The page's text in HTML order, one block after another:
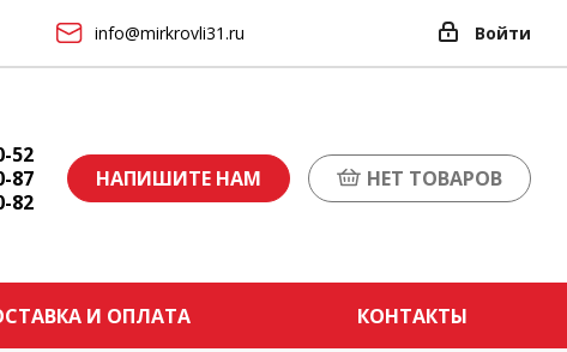
info@mirkrovli31.ru Войти
52
87
82
НАПИШИТЕ НАМ НЕТ ТОВАРОВ
И ОПЛАТА КОНТАКТЫ